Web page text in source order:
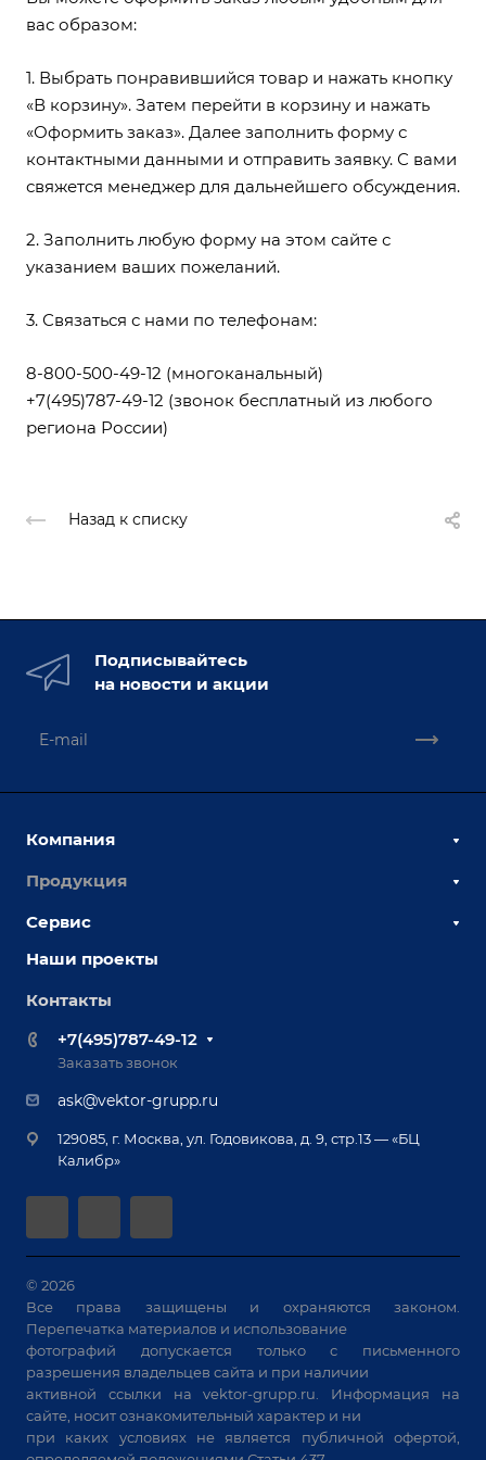
вас образом:
1. Выбрать понравившийся товар и нажать кнопку
«В корзину». Затем перейти в корзину и нажать
«Оформить заказ». Далее заполнить форму с
контактными данными и отправить заявку. С вами
свяжется менеджер для дальнейшего обсуждения.
2. Заполнить любую форму на этом сайте с
указанием ваших пожеланий.
3. Связаться с нами по телефонам:
8-800-500-49-12 (многоканальный)
+7(495)787-49-12 (звонок бесплатный из любого
региона России)
Назад к списку
Подписывайтесь
на новости и акции
Компания
О компании
Выставки и мероприятия
Вопрос ответ
Реквизиты
Документы
Продукция
Сборочно-сварочные столы
Оснастка для сварочных столов
Оборудование для приварки крепежа
Приварной крепеж
Специализированные решения для сварки
Позиционеры и вращатели
Машины контактной сварки
Универсальные зажимы
Системы аспирации
Станки лазерной резки
Решения для учебных заведений
Сервис
Сервисное обслуживание
Обучение
Лизинг
Гарантия
автоматизации
Наши проекты
Контакты
+7(495)787-49-12
Заказать звонок
ask@vektor-grupp.ru
129085, г. Москва, ул. Годовикова, д. 9, стр.13 — «БЦ
Калибр»
© 2026
Все права защищены и охраняются законом.
Перепечатка материалов и использование
фотографий допускается только с письменного
разрешения владельцев сайта и при наличии
активной ссылки наvektor-grupp.ru . Информация на
сайте, носит ознакомительный характер и ни
при каких условиях не является публичной офертой,